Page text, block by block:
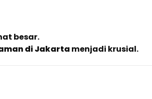
besar.
di Jakarta menjadi krusial.